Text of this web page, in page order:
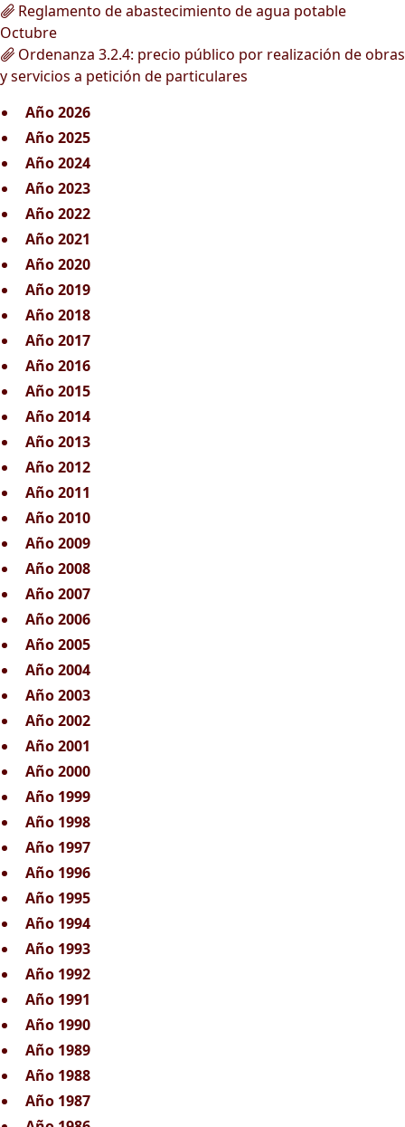
Reglamento de abastecimiento de agua potable
Octubre
Ordenanza 3.2.4: precio público por realización de obras
y servicios a petición de particulares
Año 2026
Año 2025
Año 2024
Año 2023
Año 2022
Año 2021
Año 2020
Año 2019
Año 2018
Año 2017
Año 2016
Año 2015
Año 2014
Año 2013
Año 2012
Año 2011
Año 2010
Año 2009
Año 2008
Año 2007
Año 2006
Año 2005
Año 2004
Año 2003
Año 2002
Año 2001
Año 2000
Año 1999
Año 1998
Año 1997
Año 1996
Año 1995
Año 1994
Año 1993
Año 1992
Año 1991
Año 1990
Año 1989
Año 1988
Año 1987